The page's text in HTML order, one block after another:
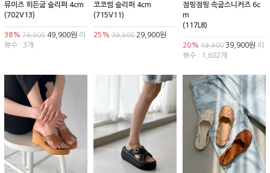
뮤이즈 히든굽 슬리퍼 4cm
(702V13)
38% 79,900 49,900원 리
뷰수 : 3개
코코썸 슬리퍼 4cm
(715V11)
25% 39,90029,900원
점핑점핑 속굽스니커즈 6c
m
(117L8)
20% 49,90039,900원 리
뷰수 : 1,682개